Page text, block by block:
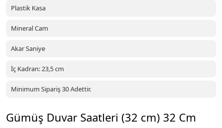
Plastik Kasa
Mineral Cam
Akar Saniye
İç Kadran: 23,5 cm
Minimum Sipariş 30 Adettir.
Gümüş Duvar Saatleri (32 cm) 32 Cm